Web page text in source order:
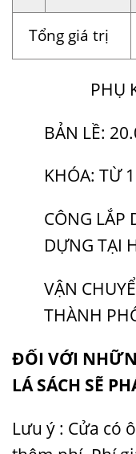
Tổng giá trị
PHỤ
BẢN LỀ:
KHÓA: TỪ
CÔNG LẮP
DỰNG TẠI
VẬN
THÀNH
ĐỐI VỚI
LÁ SÁCH SẼ
Lưu ý : Cửa có